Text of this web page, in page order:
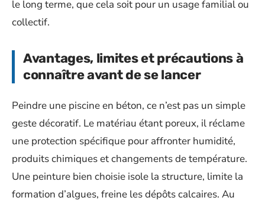
le long terme, que cela soit pour un usage familial ou
collectif.
Avantages, limites et précautions à
connaître avant de se lancer
Peindre une piscine en béton, ce n’est pas un simple
geste décoratif. Le matériau étant poreux, il réclame
une protection spécifique pour affronter humidité,
produits chimiques et changements de température.
Une peinture bien choisie isole la structure, limite la
formation d’algues, freine les dépôts calcaires. Au